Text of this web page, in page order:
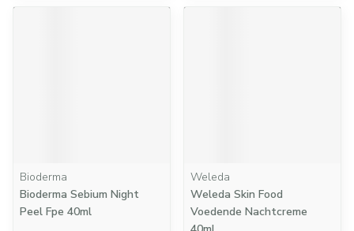
Bioderma
Bioderma Sebium Night
Peel Fpe 40ml
Weleda
Weleda Skin Food
Voedende Nachtcreme